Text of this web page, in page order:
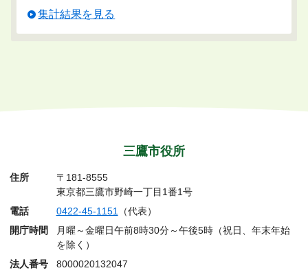
集計結果を見る
三鷹市役所
住所
〒181-8555
東京都三鷹市野崎一丁目1番1号
電話
0422-45-1151（代表）
開庁時間
月曜～金曜日午前8時30分～午後5時（祝日、年末年始
を除く）
法人番号
8000020132047